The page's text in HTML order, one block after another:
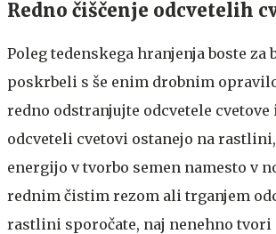
Redno čiščenje odcvetelih
Poleg tedenskega hranjenja boste za
poskrbeli s še enim drobnim
redno odstranjujte odcvetele cvetove
odcveteli cvetovi ostanejo na
energijo v tvorbo semen namesto v
rednim čistim rezom ali trganjem
rastlini sporočate, naj nenehno tvori